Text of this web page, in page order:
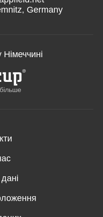
Germany
Німеччині